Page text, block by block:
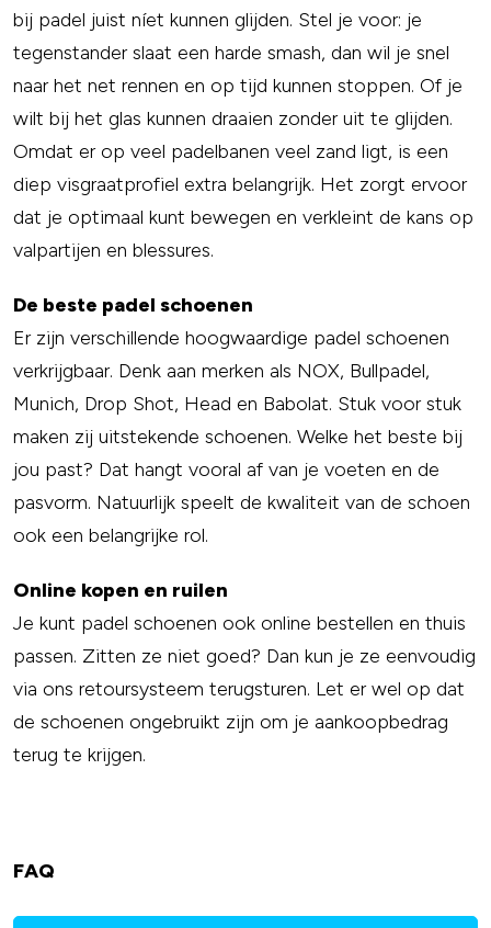
bij padel juist níet kunnen glijden. Stel je voor: je
tegenstander slaat een harde smash, dan wil je snel
naar het net rennen en op tijd kunnen stoppen. Of je
wilt bij het glas kunnen draaien zonder uit te glijden.
Omdat er op veel padelbanen veel zand ligt, is een
diep visgraatprofiel extra belangrijk. Het zorgt ervoor
dat je optimaal kunt bewegen en verkleint de kans op
valpartijen en blessures.
De beste padel schoenen
Er zijn verschillende hoogwaardige padel schoenen
verkrijgbaar. Denk aan merken als NOX, Bullpadel,
Munich, Drop Shot, Head en Babolat. Stuk voor stuk
maken zij uitstekende schoenen. Welke het beste bij
jou past? Dat hangt vooral af van je voeten en de
pasvorm. Natuurlijk speelt de kwaliteit van de schoen
ook een belangrijke rol.
Online kopen en ruilen
Je kunt padel schoenen ook online bestellen en thuis
passen. Zitten ze niet goed? Dan kun je ze eenvoudig
via ons retoursysteem terugsturen. Let er wel op dat
de schoenen ongebruikt zijn om je aankoopbedrag
terug te krijgen.
FAQ